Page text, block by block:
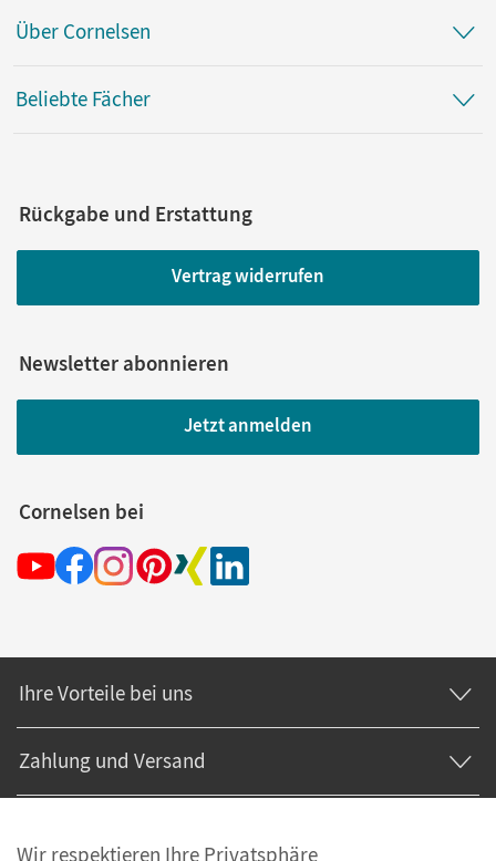
Über Cornelsen
Beliebte Fächer
Rückgabe und Erstattung
Vertrag widerrufen
Newsletter abonnieren
Jetzt anmelden
Cornelsen bei
Ihre Vorteile bei uns
Zahlung und Versand
Wir respektieren Ihre Privatsphäre